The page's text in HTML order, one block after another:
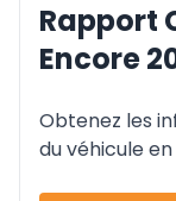
Rapport
Encore
Obtenez les
du véhicule